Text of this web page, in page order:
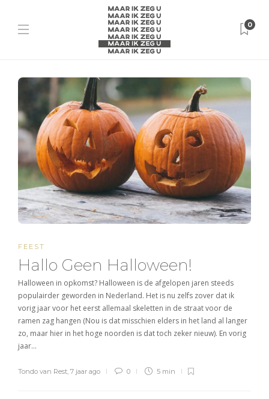
0
FEEST
Hallo Geen Halloween!
Halloween in opkomst? Halloween is de afgelopen jaren steeds
populairder geworden in Nederland. Het is nu zelfs zover dat ik
vorig jaar voor het eerst allemaal skeletten in de straat voor de
ramen zag hangen (Nou is dat misschien elders in het land al langer
zo, maar hier in het hoge noorden is dat toch zeker nieuw). En vorig
jaar…
Tondo van Rest, 7 jaar ago 0 5 min